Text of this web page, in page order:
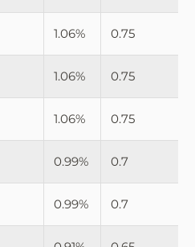
1.06% 0.75
1.06% 0.75
1.06% 0.75
0.99% 0.7
0.99% 0.7